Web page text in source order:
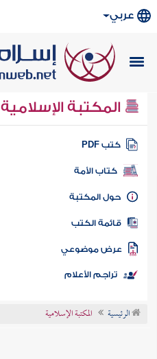
عربي
المكتبة الإسلامية
كتب PDF
كتاب الأمة
المكتبة
الكتب
موضوعي
تراجم الأعلام
الرئيسية المكتبة الإسلامية